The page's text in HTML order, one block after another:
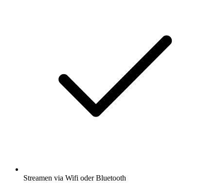
Streamen via Wifi oder Bluetooth